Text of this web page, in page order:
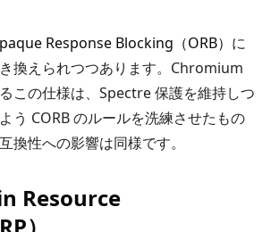
Response Blocking（ORB） に
換えられつつあります。Chromium
この仕様は、Spectre 保護を維持しつ
う CORB のルールを洗練させたもの
換性への影響は同様です。
Resource